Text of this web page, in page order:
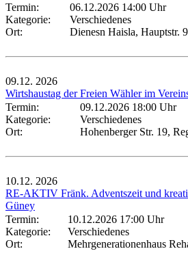
Termin:
06.12.2026 14:00 Uhr
Kategorie:
Verschiedenes
Ort:
Dienesn Haisla, Hauptstr.
09.12. 2026
Wirtshaustag der Freien Wähler im
Termin:
09.12.2026 18:00 Uhr
Kategorie:
Verschiedenes
Ort:
Hohenberger Str. 19,
10.12. 2026
RE-AKTIV Fränk. Adventszeit und
Güney
Termin:
10.12.2026 17:00 Uhr
Kategorie:
Verschiedenes
Ort:
Mehrgenerationenhaus